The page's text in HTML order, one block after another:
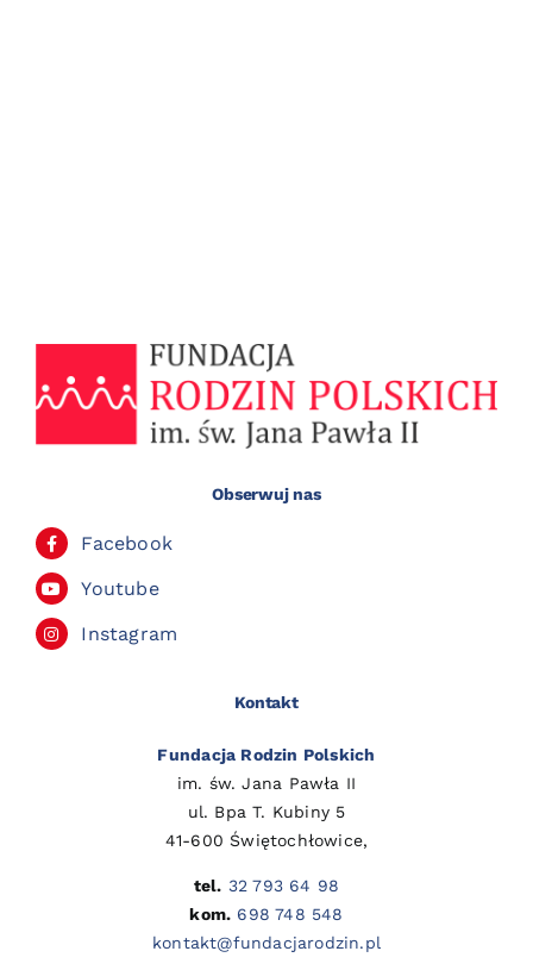
Obserwuj nas
Facebook
Youtube
Instagram
Kontakt
Fundacja Rodzin Polskich
im. św. Jana Pawła II
ul. Bpa T. Kubiny 5
41-600 Świętochłowice,
tel. 32 793 64 98
kom. 698 748 548
kontakt@fundacjarodzin.pl